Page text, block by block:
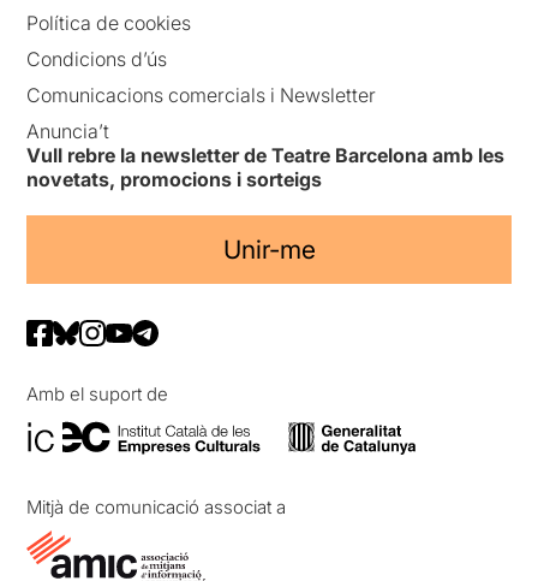
Política de cookies
Condicions d’ús
Comunicacions comercials i Newsletter
Anuncia’t
Vull rebre la newsletter de Teatre Barcelona amb les
novetats, promocions i sorteigs
Unir-me
Amb el suport de
Mitjà de comunicació associat a